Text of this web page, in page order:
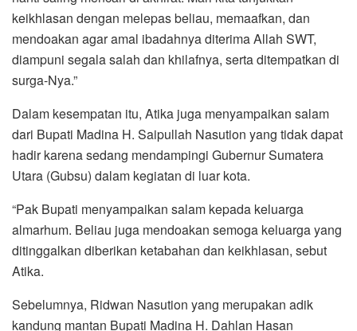
keikhlasan dengan melepas beliau, memaafkan, dan
mendoakan agar amal ibadahnya diterima Allah SWT,
diampuni segala salah dan khilafnya, serta ditempatkan di
surga-Nya.”
Dalam kesempatan itu, Atika juga menyampaikan salam
dari Bupati Madina H. Saipullah Nasution yang tidak dapat
hadir karena sedang mendampingi Gubernur Sumatera
Utara (Gubsu) dalam kegiatan di luar kota.
“Pak Bupati menyampaikan salam kepada keluarga
almarhum. Beliau juga mendoakan semoga keluarga yang
ditinggalkan diberikan ketabahan dan keikhlasan, sebut
Atika.
Sebelumnya, Ridwan Nasution yang merupakan adik
kandung mantan Bupati Madina H. Dahlan Hasan